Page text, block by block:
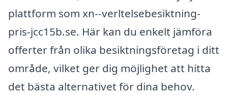
plattform som xn--verltelsebesiktning-
pris-jcc15b.se. Här kan du enkelt jämföra
offerter från olika besiktningsföretag i ditt
område, vilket ger dig möjlighet att hitta
det bästa alternativet för dina behov.